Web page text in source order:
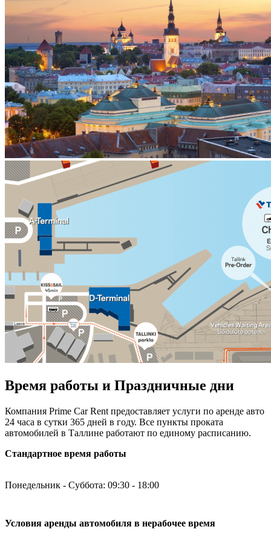
Время работы и Праздничные дни
Компания Prime Car Rent предоставляет услуги по аренде авто
24 часа в сутки 365 дней в году. Все пункты проката
автомобилей в Таллине работают по единому расписанию.
Стандартное время работы
Понедельник - Суббота: 09:30 - 18:00
Условия аренды автомобиля в нерабочее время